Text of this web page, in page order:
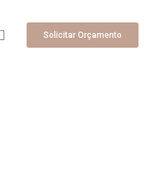
Solicitar Orçamento